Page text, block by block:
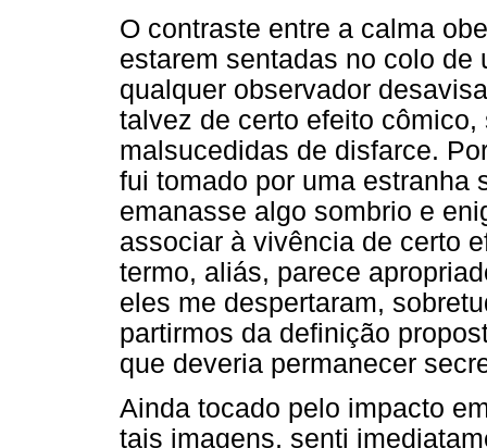
O contraste entre a calma
estarem sentadas no colo de
qualquer observador
talvez de certo efeito
malsucedidas de disfarce.
fui tomado por uma estranha
emanasse algo sombrio e
associar à vivência de certo
termo, aliás, parece
eles me despertaram,
partirmos da definição
que deveria permanecer
Ainda tocado pelo impacto
tais imagens, senti